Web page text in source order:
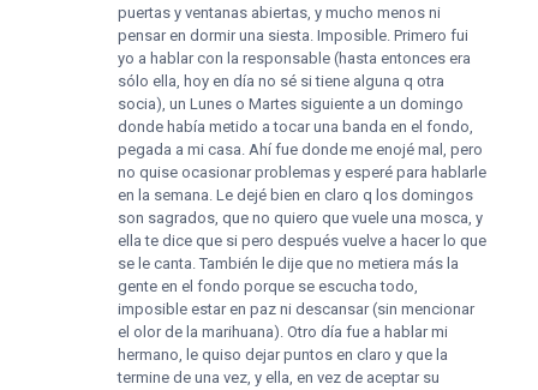
puertas y ventanas abiertas, y mucho menos ni
pensar en dormir una siesta. Imposible. Primero fui
yo a hablar con la responsable (hasta entonces era
sólo ella, hoy en día no sé si tiene alguna q otra
socia), un Lunes o Martes siguiente a un domingo
donde había metido a tocar una banda en el fondo,
pegada a mi casa. Ahí fue donde me enojé mal, pero
no quise ocasionar problemas y esperé para hablarle
en la semana. Le dejé bien en claro q los domingos
son sagrados, que no quiero que vuele una mosca, y
ella te dice que si pero después vuelve a hacer lo que
se le canta. También le dije que no metiera más la
gente en el fondo porque se escucha todo,
imposible estar en paz ni descansar (sin mencionar
el olor de la marihuana). Otro día fue a hablar mi
hermano, le quiso dejar puntos en claro y que la
termine de una vez, y ella, en vez de aceptar su